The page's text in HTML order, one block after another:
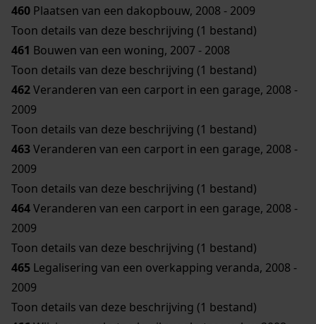
460 Plaatsen van een dakopbouw, 2008 - 2009
Toon details van deze beschrijving (1 bestand)
461 Bouwen van een woning, 2007 - 2008
Toon details van deze beschrijving (1 bestand)
462Veranderen van een carport in een garage, 2008 -
2009
Toon details van deze beschrijving (1 bestand)
463Veranderen van een carport in een garage, 2008 -
2009
Toon details van deze beschrijving (1 bestand)
464Veranderen van een carport in een garage, 2008 -
2009
Toon details van deze beschrijving (1 bestand)
465 Legalisering van een overkapping veranda, 2008 -
2009
Toon details van deze beschrijving (1 bestand)